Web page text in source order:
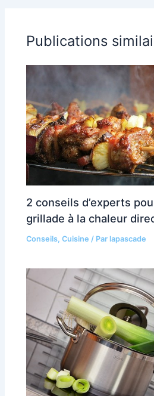
Publications
2 conseils d’experts
grillade à la chaleur
Conseils,Cuisine / Par lapascade